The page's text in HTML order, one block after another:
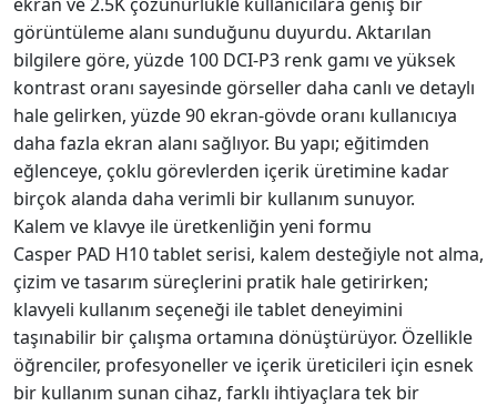
görüntüleme alanı sunduğunu duyurdu. Aktarılan
bilgilere göre, yüzde 100 DCI-P3 renk gamı ve yüksek
kontrast oranı sayesinde görseller daha canlı ve detaylı
hale gelirken, yüzde 90 ekran-gövde oranı kullanıcıya
daha fazla ekran alanı sağlıyor. Bu yapı; eğitimden
eğlenceye, çoklu görevlerden içerik üretimine kadar
birçok alanda daha verimli bir kullanım sunuyor.
Kalem ve klavye ile üretkenliğin yeni formu
Casper PAD H10 tablet serisi, kalem desteğiyle not alma,
çizim ve tasarım süreçlerini pratik hale getirirken;
klavyeli kullanım seçeneği ile tablet deneyimini
taşınabilir bir çalışma ortamına dönüştürüyor. Özellikle
öğrenciler, profesyoneller ve içerik üreticileri için esnek
bir kullanım sunan cihaz, farklı ihtiyaçlara tek bir